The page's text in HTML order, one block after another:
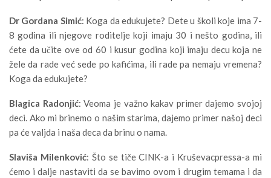
Dr Gordana Simić: Koga da edukujete? Dete u školi koje ima 7-
8 godina ili njegove roditelje koji imaju 30 i nešto godina, ili
ćete da učite ove od 60 i kusur godina koji imaju decu koja ne
žele da rade već sede po kafićima, ili rade pa nemaju vremena?
Koga da edukujete?
Blagica Radonjić: Veoma je važno kakav primer dajemo svojoj
deci. Ako mi brinemo o našim starima, dajemo primer našoj deci
pa će valjda i naša deca da brinu o nama.
Slaviša Milenković: Što se tiče CINK-a i Kruševacpressa-a mi
ćemo i dalje nastaviti da se bavimo ovom i drugim temama i da